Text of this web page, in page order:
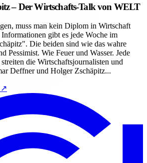
– Der Wirtschafts-Talk von WELT
muss man kein Diplom in Wirtschaft
gibt es jede Woche im
Die beiden sind wie das wahre
Pessimist. Wie Feuer und Wasser. Jede
die Wirtschaftsjournalisten und
Deffner und Holger Zschäpitz...
↗